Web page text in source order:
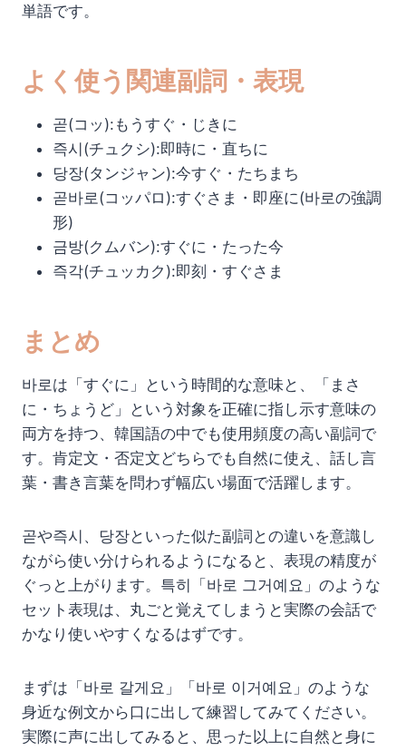
単語です。
よく使う関連副詞・表現
곧(コッ):もうすぐ・じきに
즉시(チュクシ):即時に・直ちに
당장(タンジャン):今すぐ・たちまち
곧바로(コッパロ):すぐさま・即座に(바로の強調
形)
금방(クムバン):すぐに・たった今
즉각(チュッカク):即刻・すぐさま
まとめ
바로は「すぐに」という時間的な意味と、「まさ
に・ちょうど」という対象を正確に指し示す意味の
両方を持つ、韓国語の中でも使用頻度の高い副詞で
す。肯定文・否定文どちらでも自然に使え、話し言
葉・書き言葉を問わず幅広い場面で活躍します。
곧や즉시、당장といった似た副詞との違いを意識し
ながら使い分けられるようになると、表現の精度が
ぐっと上がります。특히「바로 그거예요」のような
セット表現は、丸ごと覚えてしまうと実際の会話で
かなり使いやすくなるはずです。
まずは「바로 갈게요」「바로 이거예요」のような
身近な例文から口に出して練習してみてください。
実際に声に出してみると、思った以上に自然と身に